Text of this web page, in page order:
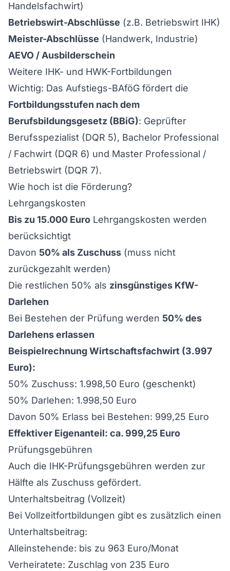
Handelsfachwirt)
Betriebswirt-Abschlüsse (z.B. Betriebswirt IHK)
Meister-Abschlüsse (Handwerk, Industrie)
AEVO / Ausbilderschein
Weitere IHK- und HWK-Fortbildungen
Wichtig: Das Aufstiegs-BAföG fördert die
Fortbildungsstufen nach dem
Berufsbildungsgesetz (BBiG): Geprüfter
Berufsspezialist (DQR 5), Bachelor Professional
/ Fachwirt (DQR 6) und Master Professional /
Betriebswirt (DQR 7).
Wie hoch ist die Förderung?
Lehrgangskosten
Bis zu 15.000 Euro Lehrgangskosten werden
berücksichtigt
Davon 50% als Zuschuss (muss nicht
zurückgezahlt werden)
Die restlichen 50% als zinsgünstiges KfW-
Darlehen
Bei Bestehen der Prüfung werden 50% des
Darlehens erlassen
Beispielrechnung Wirtschaftsfachwirt (3.997
Euro):
50% Zuschuss: 1.998,50 Euro (geschenkt)
50% Darlehen: 1.998,50 Euro
Davon 50% Erlass bei Bestehen: 999,25 Euro
Effektiver Eigenanteil: ca. 999,25 Euro
Prüfungsgebühren
Auch die IHK-Prüfungsgebühren werden zur
Hälfte als Zuschuss gefördert.
Unterhaltsbeitrag (Vollzeit)
Bei Vollzeitfortbildungen gibt es zusätzlich einen
Unterhaltsbeitrag:
Alleinstehende: bis zu 963 Euro/Monat
Verheiratete: Zuschlag von 235 Euro